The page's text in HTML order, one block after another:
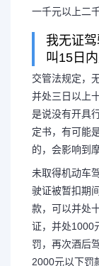
一千元以上二
我无证
叫15日
交管法规定，
并处三日以上
是说没有开具
定书，有可能
的，会影响到
未取得机动车
驶证被暂扣期
款，可以并处
证，并处1000
罚，再次酒后
2000元以下罚